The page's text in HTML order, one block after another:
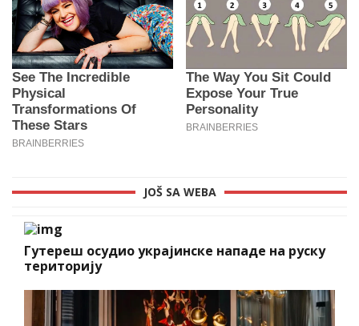
JOŠ SA WEBA
Гутереш осудио украјинске нападе на руску
територију